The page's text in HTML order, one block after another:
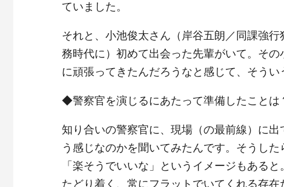
ていました。
それと、小池俊太さん（岸谷五朗／同課強
務時代に）初めて出会った先輩がいて。そ
に頑張ってきたんだろうなと感じて、そうい
◆警察官を演じるにあたって準備したことは
知り合いの警察官に、現場（の最前線）に
う感じなのかを聞いてみたんです。そうし
「楽そうでいいな」というイメージもある
たどり着く、常にフラットでいてくれる存在